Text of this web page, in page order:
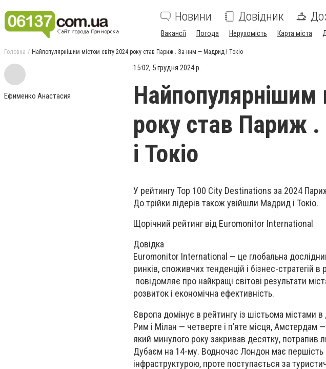
Новини Довідник
Вакансії Погода Нерухомість Карта міста
Головна Найпопулярнішим містом світу 2024 року став Париж . За ним — Мадрид і Токіо
Ефименко Анастасия
15:02, 5 грудня 2024 р.
Найпопулярнішим
року став Париж
і Токіо
У рейтингу Top 100 City Destinations за 2024
До трійки лідерів також увійшли Мадрид і Токіо.
Щорічний рейтинг від Euromonitor International
Довідка
Euromonitor International — це глобальна
ринків, споживчих тенденцій і бізнес-стратегій в
повідомляє про найкращі світові результати
розвиток і економічна ефективність.
Європа домінує в рейтингу із шістьома містами
Рим і Мілан — четверте і пʼяте місця,
який минулого року закривав десятку, потрапив
Дубаєм на 14-му. Водночас Лондон має
інфраструктурою, проте поступається за